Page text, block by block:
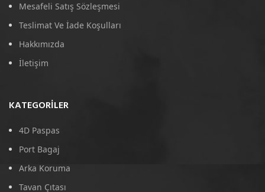
Mesafeli Satış Sözleşmesi
Teslimat Ve İade Koşulları
Hakkımızda
İletişim
KATEGORILER
4D Paspas
Port Bagaj
Arka Koruma
Tavan Çıtası